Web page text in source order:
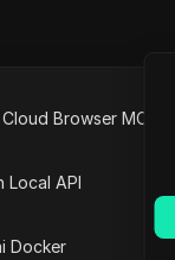
Browser MCP
Local API
Docker